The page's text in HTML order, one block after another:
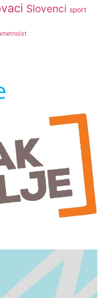
Slovenci sport